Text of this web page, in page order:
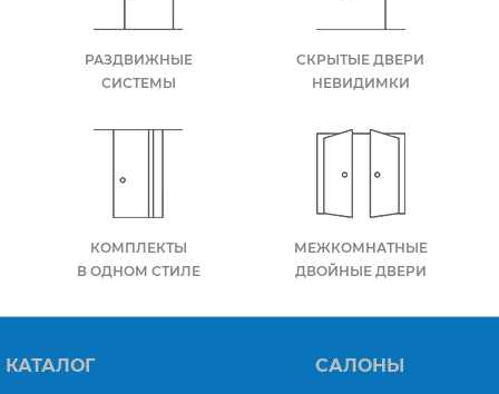
РАЗДВИЖНЫЕ
СИСТЕМЫ
СКРЫТЫЕ ДВЕРИ
НЕВИДИМКИ
КОМПЛЕКТЫ
В ОДНОМ СТИЛЕ
МЕЖКОМНАТНЫЕ
ДВОЙНЫЕ ДВЕРИ
КАТАЛОГ САЛОНЫ